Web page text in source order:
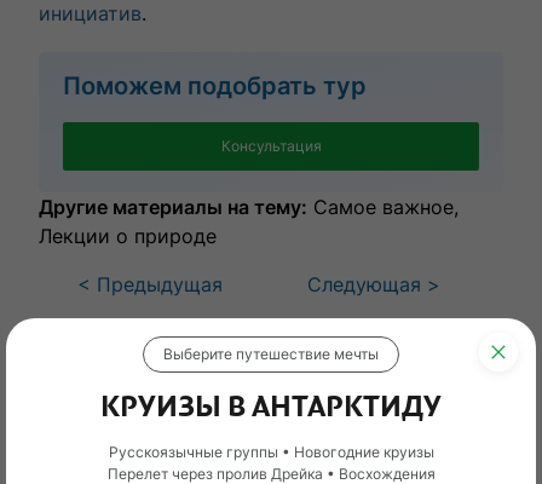
инициатив.
Поможем подобрать тур
Консультация
Другие материалы на тему: Самое важное
Лекции о природе
< Предыдущая
Следующая >
Все статьи
(631)
Смотрите также:
Выберите путешествие мечты
КРУИЗЫ В АНТАРКТИДУ
Русскоязычные группы • Новогодние круизы
Перелет через пролив Дрейка • Восхождения